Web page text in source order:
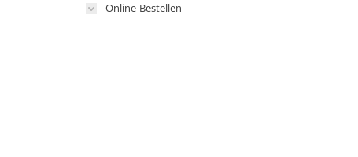
Online-Bestellen